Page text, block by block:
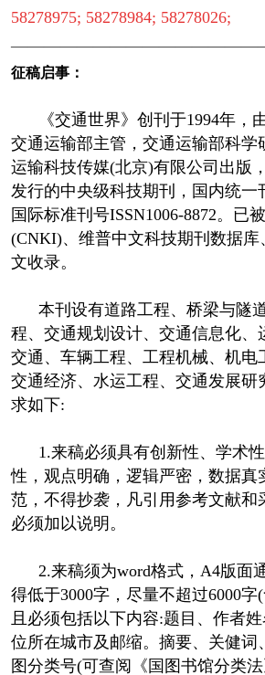
58278975; 58278984; 58278026;
征稿启事：
《交通世界》创刊于1994年，
交通运输部主管，交通运输部科学
运输科技传媒(北京)有限公司出版
发行的中央级科技期刊，国内统一
国际标准刊号ISSN1006-8872。已
(CNKI)、维普中文科技期刊数据库
文收录。
本刊设有道路工程、桥梁与隧
程、交通规划设计、交通信息化、
交通、车辆工程、工程机械、机电
交通经济、水运工程、交通发展研
求如下:
1.来稿必须具有创新性、学术性
性，观点明确，逻辑严密，数据真
范，不得抄袭，凡引用参考文献和
必须加以说明。
2.来稿须为word格式，A4版面
得低于3000字，尽量不超过6000字
且必须包括以下内容:题目、作者
位所在城市及邮缩。摘要、关健词
图分类号(可查阅《国图书馆分类